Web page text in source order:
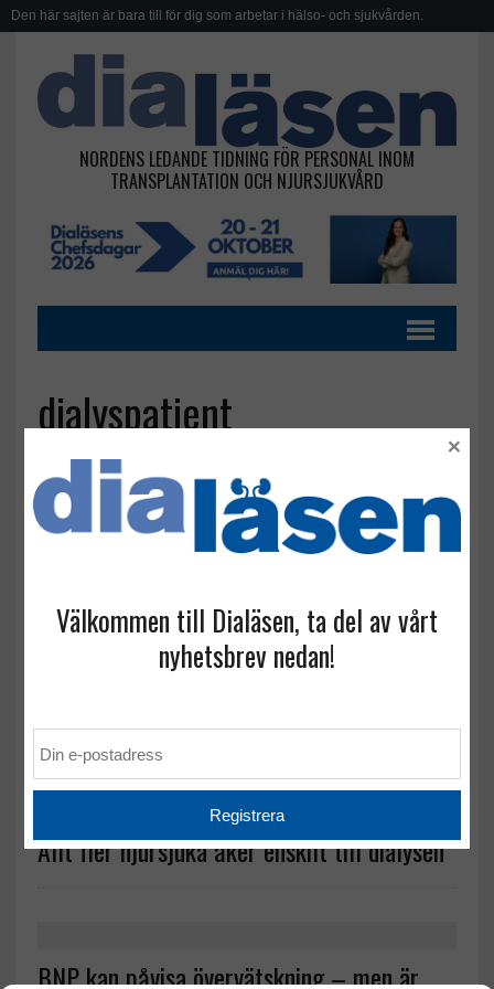
Den här sajten är bara till för dig som arbetar i hälso- och sjukvården.
NORDENS LEDANDE TIDNING FÖR PERSONAL INOM
TRANSPLANTATION OCH NJURSJUKVÅRD
dialyspatient
Stipendium till forskning om kognitiv
ökad frihet
Allt fler njursjuka åker enskilt till dialysen
BNP kan påvisa övervätskning – men är
Välkommen till Dialäsen, ta del av vårt
nyhetsbrev nedan!
×